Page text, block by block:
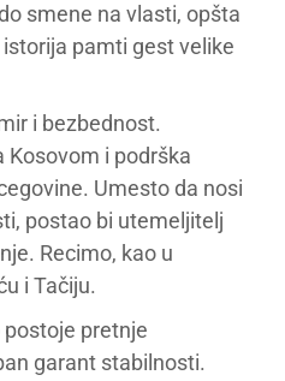
smene na vlasti, opšta
pamti gest velike
i bezbednost.
Kosovom i podrška
Umesto da nosi
postao bi utemeljitelj
Recimo, kao u
i Tačiju.
pretnje
garant stabilnosti.